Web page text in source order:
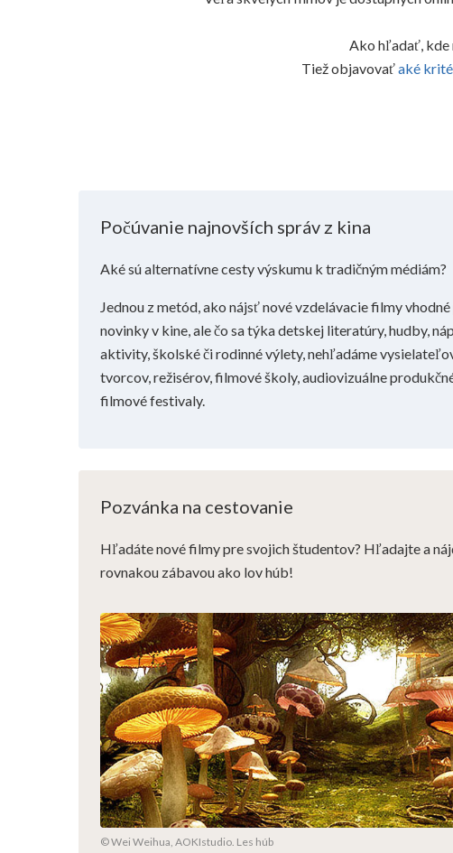
Ako hľadať, kde
Tiež objavovaťaké
Počúvanie najnovších správ z kina
Aké sú alternatívne cesty výskumu k tradičným médiám?
Jednou z metód, ako nájsť nové vzdelávacie filmy
novinky v kine, ale čo sa týka detskej literatúry, hudby,
aktivity, školské či rodinné výlety, nehľadáme
tvorcov, režisérov, filmové školy, audiovizuálne
filmové festivaly.
Pozvánka na cestovanie
Hľadáte nové filmy pre svojich študentov? Hľadajte a
rovnakou zábavou ako lov húb!
© Wei Weihua, AOKIstudio. Les húb